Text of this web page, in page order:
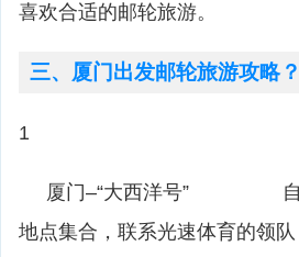
喜欢合适的邮轮旅游。
三、厦门出发邮轮旅游攻略？
1
厦门–“大西洋号” 自行前
地点集合，联系光速体育的领